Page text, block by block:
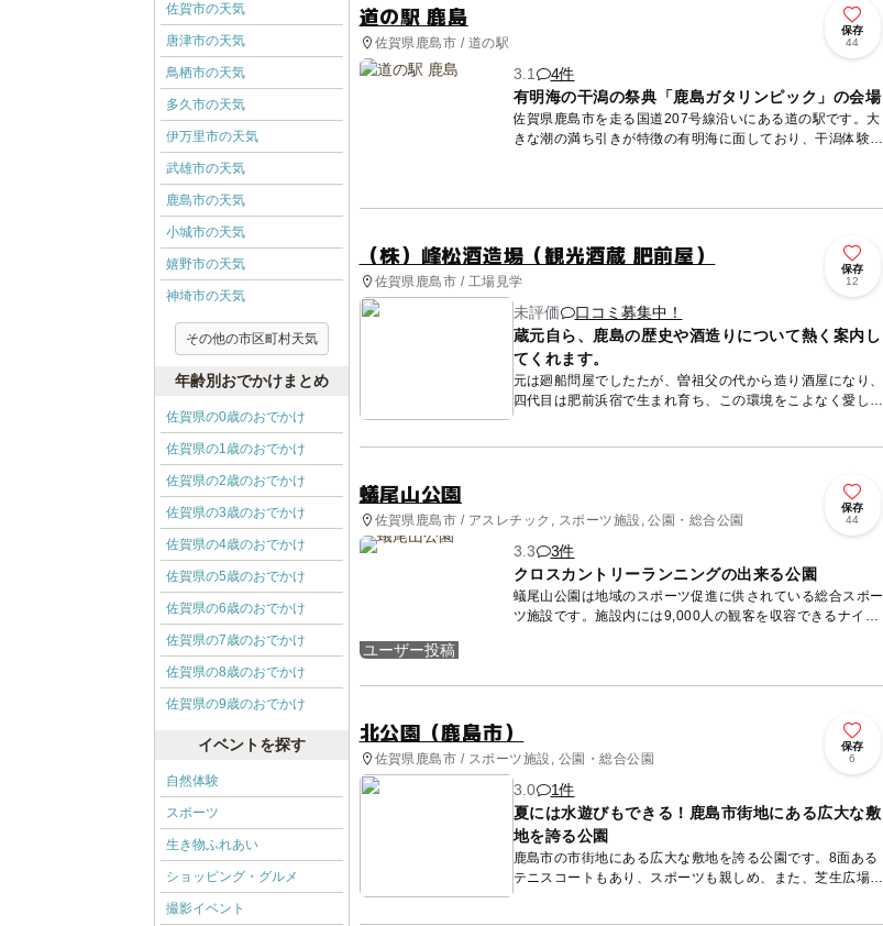
道の駅 鹿島
佐賀県鹿島市 / 道の駅
保存
44
3.1
4件
有明海の干潟の祭典「鹿島ガタリンピック」の会場
佐賀県鹿島市を走る国道207号線沿いにある道の駅です。大
きな潮の満ち引きが特徴の有明海に面しており、干潟体験を
（株）峰松酒造場（観光酒蔵 肥前屋）
佐賀県鹿島市 / 工場見学
保存
12
未評価
口コミ募集中！
蔵元自ら、鹿島の歴史や酒造りについて熱く案内し
てくれます。
元は廻船問屋でしたたが、曽祖父の代から造り酒屋になり、
四代目は肥前浜宿で生まれ育ち、この環境をこよなく愛して
きました。旅の土産になるようにと、女性にも飲みやすい甘
蟻尾山公園
佐賀県鹿島市 / アスレチック, スポーツ施設, 公園・総合公園
保存
44
ユーザー投稿
3.3
3件
クロスカントリーランニングの出来る公園
蟻尾山公園は地域のスポーツ促進に供されている総合スポー
ツ施設です。施設内には9,000人の観客を収容できるナイタ
北公園（鹿島市）
佐賀県鹿島市 / スポーツ施設, 公園・総合公園
保存
6
3.0
1件
夏には水遊びもできる！鹿島市街地にある広大な敷
地を誇る公園
鹿島市の市街地にある広大な敷地を誇る公園です。8面ある
テニスコートもあり、スポーツも親しめ、また、芝生広場は
見通しが良く、親子連れに人気！憩いの森にはコンビネーシ
佐賀市の天気
唐津市の天気
鳥栖市の天気
多久市の天気
伊万里市の天気
武雄市の天気
鹿島市の天気
小城市の天気
嬉野市の天気
神埼市の天気
その他の市区町村天気
年齢別おでかけまとめ
佐賀県の0歳のおでかけ
佐賀県の1歳のおでかけ
佐賀県の2歳のおでかけ
佐賀県の3歳のおでかけ
佐賀県の4歳のおでかけ
佐賀県の5歳のおでかけ
佐賀県の6歳のおでかけ
佐賀県の7歳のおでかけ
佐賀県の8歳のおでかけ
佐賀県の9歳のおでかけ
イベントを探す
自然体験
スポーツ
生き物ふれあい
ショッピング・グルメ
撮影イベント